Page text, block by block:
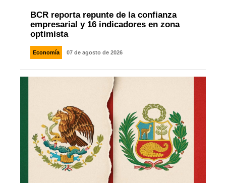
BCR reporta repunte de la confianza
empresarial y 16 indicadores en zona
optimista
Economía 07 de agosto de 2026